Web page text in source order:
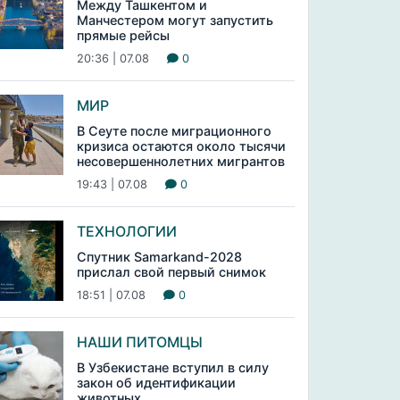
Между Ташкентом и
Манчестером могут запустить
прямые рейсы
20:36 | 07.08 0
МИР
В Сеуте после миграционного
кризиса остаются около тысячи
несовершеннолетних мигрантов
19:43 | 07.08 0
ТЕХНОЛОГИИ
Спутник Samarkand-2028
прислал свой первый снимок
18:51 | 07.08 0
НАШИ ПИТОМЦЫ
В Узбекистане вступил в силу
закон об идентификации